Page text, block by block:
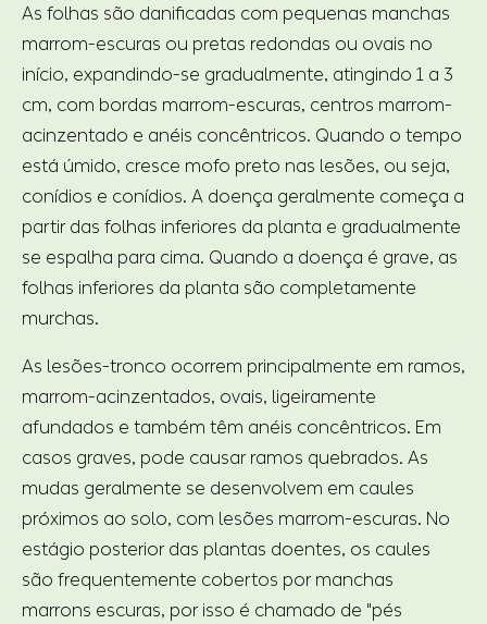
As folhas são danificadas com pequenas manchas
marrom-escuras ou pretas redondas ou ovais no
início, expandindo-se gradualmente, atingindo 1 a 3
cm, com bordas marrom-escuras, centros marrom-
acinzentado e anéis concêntricos. Quando o tempo
está úmido, cresce mofo preto nas lesões, ou seja,
conídios e conídios. A doença geralmente começa a
partir das folhas inferiores da planta e gradualmente
se espalha para cima. Quando a doença é grave, as
folhas inferiores da planta são completamente
murchas.
As lesões-tronco ocorrem principalmente em ramos,
marrom-acinzentados, ovais, ligeiramente
afundados e também têm anéis concêntricos. Em
casos graves, pode causar ramos quebrados. As
mudas geralmente se desenvolvem em caules
próximos ao solo, com lesões marrom-escuras. No
estágio posterior das plantas doentes, os caules
são frequentemente cobertos por manchas
marrons escuras, por isso é chamado de "pés